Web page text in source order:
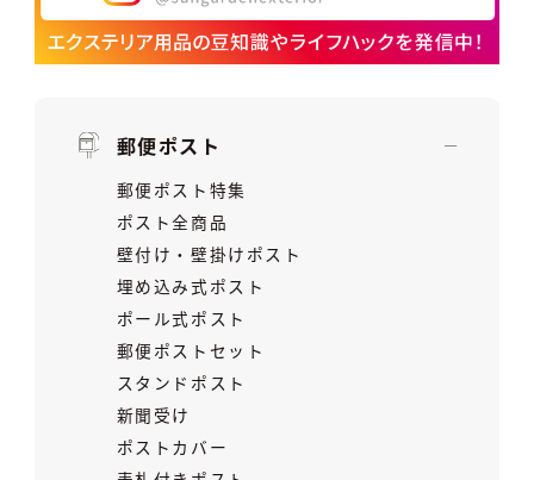
郵便ポスト
郵便ポスト特集
ポスト全商品
壁付け・壁掛けポスト
埋め込み式ポスト
ポール式ポスト
郵便ポストセット
スタンドポスト
新聞受け
ポストカバー